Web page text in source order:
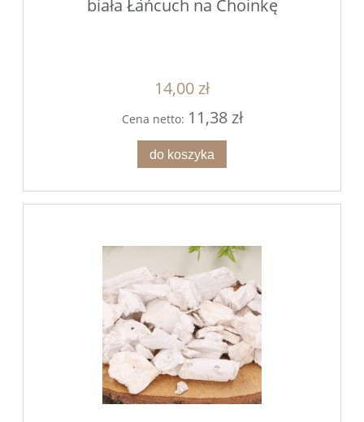
biała Łańcuch na Choinkę
14,00 zł
Cena netto: 11,38 zł
do koszyka